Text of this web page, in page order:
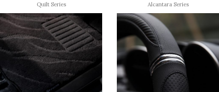
Quilt Series Alcantara Series